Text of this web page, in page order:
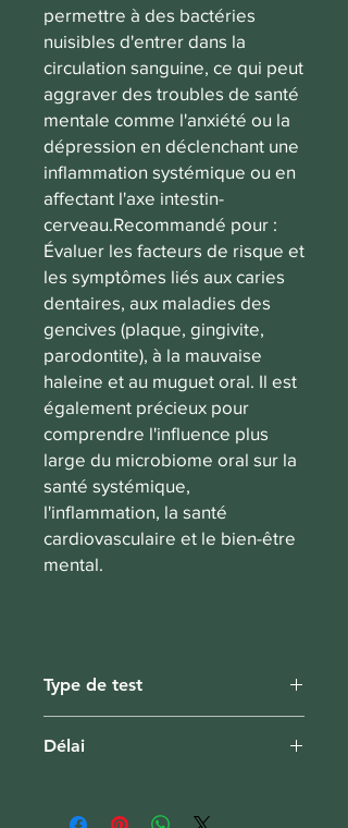
permettre à des bactéries
nuisibles d'entrer dans la
circulation sanguine, ce qui peut
aggraver des troubles de santé
mentale comme l'anxiété ou la
dépression en déclenchant une
inflammation systémique ou en
affectant l'axe intestin-
cerveau.Recommandé pour :
Évaluer les facteurs de risque et
les symptômes liés aux caries
dentaires, aux maladies des
gencives (plaque, gingivite,
parodontite), à la mauvaise
haleine et au muguet oral. Il est
également précieux pour
comprendre l'influence plus
large du microbiome oral sur la
santé systémique,
l'inflammation, la santé
cardiovasculaire et le bien-être
mental.
Type de test
Délai